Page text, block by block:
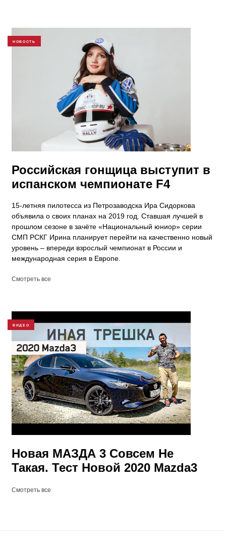
НОВОСТЬ
Российская гонщица выступит в
испанском чемпионате F4
15-летняя пилотесса из Петрозаводска Ира Сидоркова
объявила о своих планах на 2019 год. Ставшая лучшей в
прошлом сезоне в зачёте «Национальный юниор» серии
СМП РСКГ Ирина планирует перейти на качественно новый
уровень – впереди взрослый чемпионат в России и
международная серия в Европе.
Смотреть все
ВИДЕО
Новая МАЗДА 3 Совсем Не
Такая. Тест Новой 2020 Mazda3
Смотреть все